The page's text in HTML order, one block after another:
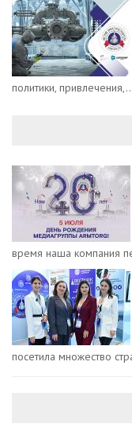
политики,
время наша компания
посетила множество